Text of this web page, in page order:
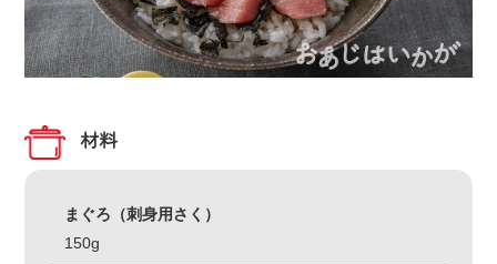
材料
まぐろ（刺身用さく）
150g